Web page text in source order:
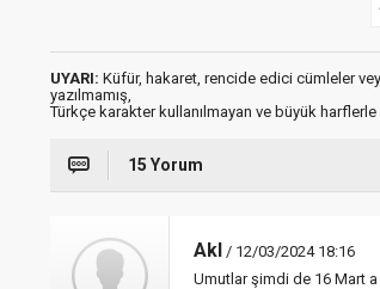
UYARI: Küfür, hakaret, rencide edici cümleler
yazılmamış,
Türkçe karakter kullanılmayan ve büyük
15 Yorum
Akl / 12/03/2024 18:16
Umutlar şimdi de 16 Mart a